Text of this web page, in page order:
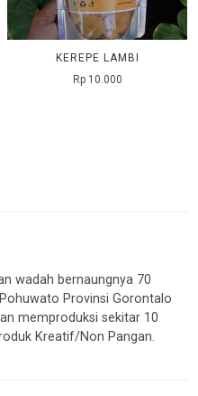
KEREPE LAMBI
Rp 10.000
wadah bernaungnya 70
Provinsi Gorontalo
memproduksi sekitar 10
Kreatif/Non Pangan.